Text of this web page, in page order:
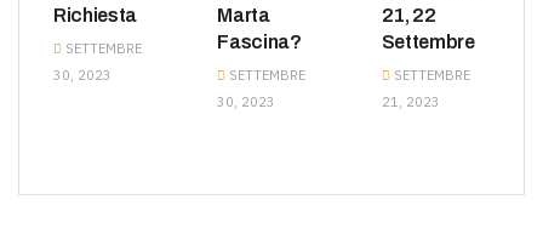
Richiesta
SETTEMBRE
30, 2023
Marta
Fascina?
SETTEMBRE
30, 2023
21, 22
Settembre
SETTEMBRE
21, 2023